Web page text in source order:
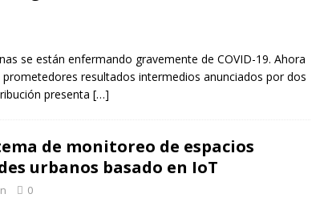
se están enfermando gravemente de COVID-19. Ahora
resultados intermedios anunciados por dos
presenta […]
de monitoreo de espacios
urbanos basado en IoT
0